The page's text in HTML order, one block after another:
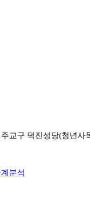
교구 덕진성당(청년사
분석